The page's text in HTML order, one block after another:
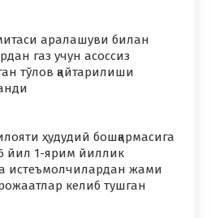
аралашуви билан
газ учун асоссиз
тўлов қайтарилиши
ҳудудий бошқармасига
йил 1-ярим йиллик
истеъмолчилардан жами
келиб тушган